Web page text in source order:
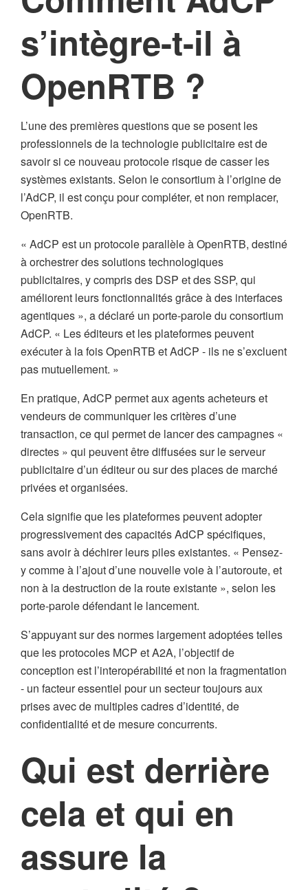
s’intègre-t-il à
OpenRTB ?
L’une des premières questions que se posent les
professionnels de la technologie publicitaire est de
savoir si ce nouveau protocole risque de casser les
systèmes existants. Selon le consortium à l’origine de
l’AdCP, il est conçu pour compléter, et non remplacer,
OpenRTB.
« AdCP est un protocole parallèle à OpenRTB, destiné
à orchestrer des solutions technologiques
publicitaires, y compris des DSP et des SSP, qui
améliorent leurs fonctionnalités grâce à des interfaces
agentiques », a déclaré un porte-parole du consortium
AdCP. « Les éditeurs et les plateformes peuvent
exécuter à la fois OpenRTB et AdCP - ils ne s’excluent
pas mutuellement. »
En pratique, AdCP permet aux agents acheteurs et
vendeurs de communiquer les critères d’une
transaction, ce qui permet de lancer des campagnes «
directes » qui peuvent être diffusées sur le serveur
publicitaire d’un éditeur ou sur des places de marché
privées et organisées.
Cela signifie que les plateformes peuvent adopter
progressivement des capacités AdCP spécifiques,
sans avoir à déchirer leurs piles existantes. « Pensez-
y comme à l’ajout d’une nouvelle voie à l’autoroute, et
non à la destruction de la route existante », selon les
porte-parole défendant le lancement.
S’appuyant sur des normes largement adoptées telles
que les protocoles MCP et A2A, l’objectif de
conception est l’interopérabilité et non la fragmentation
- un facteur essentiel pour un secteur toujours aux
prises avec de multiples cadres d’identité, de
confidentialité et de mesure concurrents.
Qui est derrière
cela et qui en
assure la